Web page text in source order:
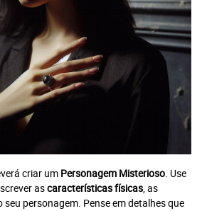
criar um Personagem Misterioso. Use
ascaracterísticas físicas, as
seu personagem. Pense em detalhes que